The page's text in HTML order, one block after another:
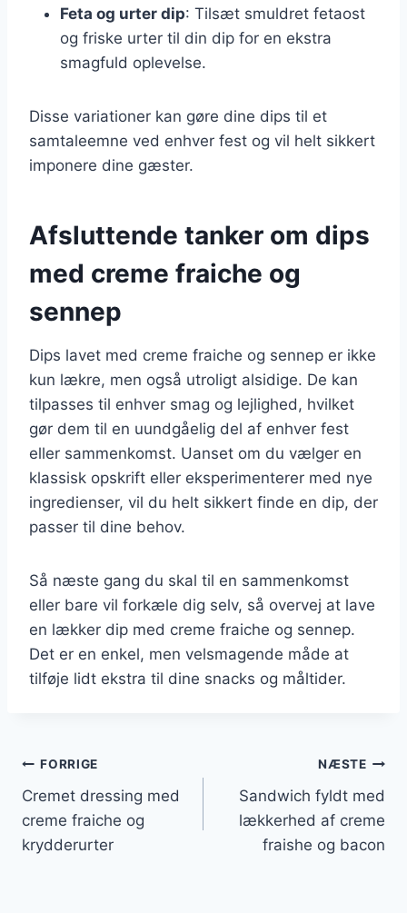
Feta og urter dip: Tilsæt smuldret fetaost
og friske urter til din dip for en ekstra
smagfuld oplevelse.
Disse variationer kan gøre dine dips til et
samtaleemne ved enhver fest og vil helt sikkert
imponere dine gæster.
Afsluttende tanker om dips
med creme fraiche og
sennep
Dips lavet med creme fraiche og sennep er ikke
kun lækre, men også utroligt alsidige. De kan
tilpasses til enhver smag og lejlighed, hvilket
gør dem til en uundgåelig del af enhver fest
eller sammenkomst. Uanset om du vælger en
klassisk opskrift eller eksperimenterer med nye
ingredienser, vil du helt sikkert finde en dip, der
passer til dine behov.
Så næste gang du skal til en sammenkomst
eller bare vil forkæle dig selv, så overvej at lave
en lækker dip med creme fraiche og sennep.
Det er en enkel, men velsmagende måde at
tilføje lidt ekstra til dine snacks og måltider.
Indlægsnavigation
FORRIGE
Cremet dressing med
creme fraiche og
krydderurter
NÆSTE
Sandwich fyldt med
lækkerhed af creme
fraishe og bacon